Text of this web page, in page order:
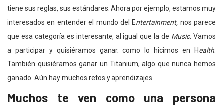
tiene sus reglas, sus estándares. Ahora por ejemplo, estamos muy
interesados en entender el mundo del Entertainment, nos parece
que esa categoría es interesante, al igual que la de Music. Vamos
a participar y quisiéramos ganar, como lo hicimos en Health
También quisiéramos ganar un Titanium, algo que nunca hemos
ganado. Aún hay muchos retos y aprendizajes.
Muchos te ven como una persona